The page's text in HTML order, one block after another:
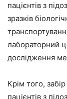
пацієнтів з
зразків
лабораторний
дослідження
Крім того, забір
пацієнтів з